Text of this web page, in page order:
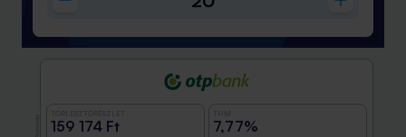
159 174 Ft 7,77%